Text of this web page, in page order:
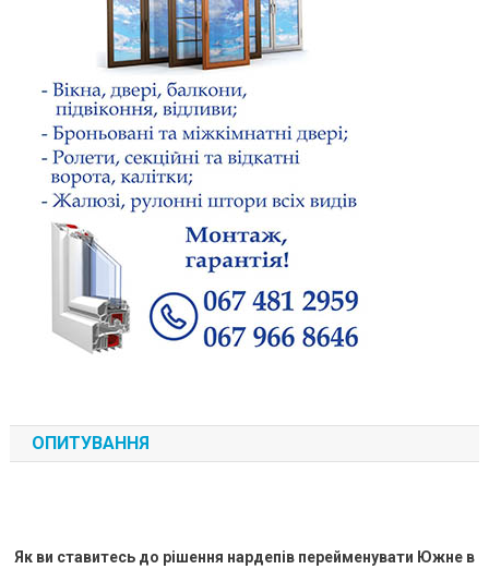
ОПИТУВАННЯ
Як ви ставитесь до рішення нардепів перейменувати Южне в